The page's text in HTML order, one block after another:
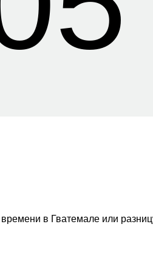
в Гватемале или